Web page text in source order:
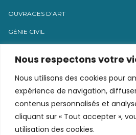
Nous respectons votre
Nous utilisons des cookies pour
expérience de navigation,
contenus personnalisés et
cliquant sur « Tout accepter »,
utilisation des cookies.
OUVRAGES D’ART
GÉNIE CIVIL
Contact
8 rue du pressoir
71 800 VARENNES-SOUS-DUN